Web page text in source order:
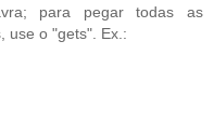
para pegar todas as
use o "gets". Ex.: